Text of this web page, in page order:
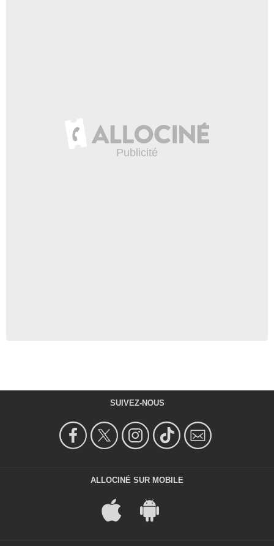
SUIVEZ-NOUS
ALLOCINÉ SUR MOBILE